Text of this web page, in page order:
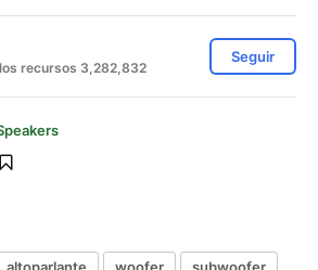
recursos 3,282,832
Seguir
altoparlante woofer
subwoofer